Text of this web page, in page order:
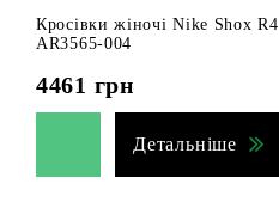
Кросівки жіночі Nike Shox R4
AR3565-004
4461 грн
Детальніше